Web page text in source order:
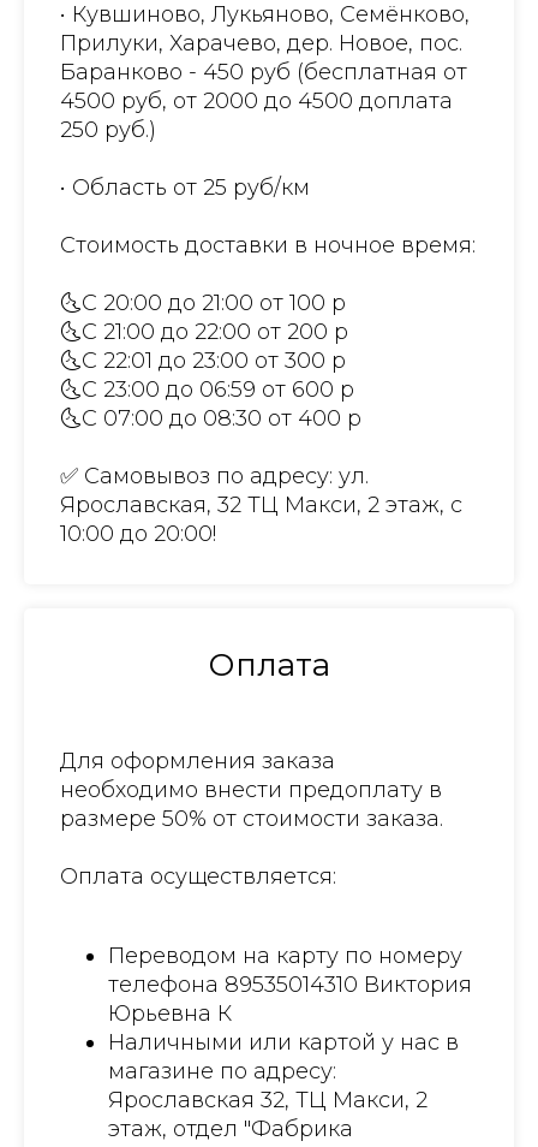
• Кувшиново, Лукьяново, Семёнково,
Прилуки, Харачево, дер. Новое, пос.
Баранково - 450 руб (бесплатная от
4500 руб, от 2000 до 4500 доплата
250 руб.)
• Область от 25 руб/км
Стоимость доставки в ночное время:
🌜С 20:00 до 21:00 от 100 р
🌜С 21:00 до 22:00 от 200 р
🌜С 22:01 до 23:00 от 300 р
🌜С 23:00 до 06:59 от 600 р
🌜С 07:00 до 08:30 от 400 р
✅ Самовывоз по адресу: ул.
Ярославская, 32 ТЦ Макси, 2 этаж, с
10:00 до 20:00!
Оплата
Для оформления заказа
необходимо внести предоплату в
размере 50% от стоимости заказа.
Оплата осуществляется:
Переводом на карту по номеру
телефона 89535014310 Виктория
Юрьевна К
Наличными или картой у нас в
магазине по адресу:
Ярославская 32, ТЦ Макси, 2
этаж, отдел "Фабрика